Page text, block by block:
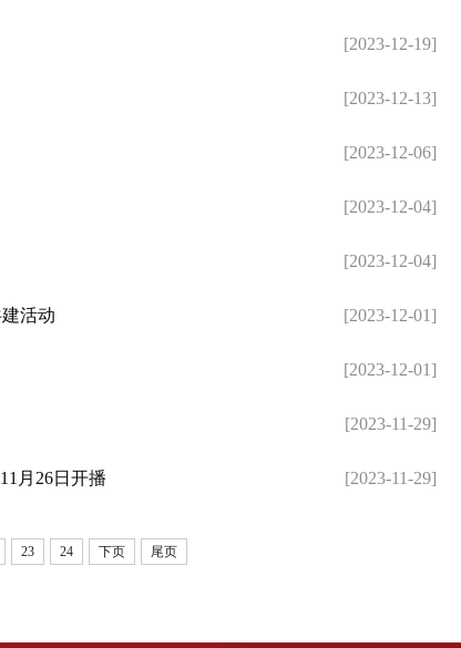
[2023-12-19]
[2023-12-13]
[2023-12-06]
[2023-12-04]
[2023-12-04]
活动 [2023-12-01]
[2023-12-01]
[2023-11-29]
月26日开播 [2023-11-29]
23 24 下页 尾页